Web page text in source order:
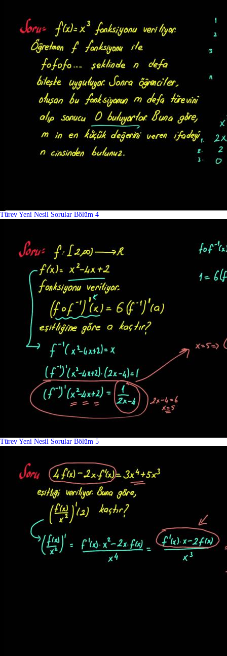
Türev Yeni Nesil Sorular Bölüm 4
Türev Yeni Nesil Sorular Bölüm 5